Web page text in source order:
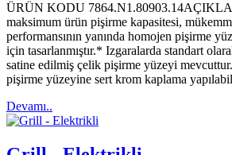
ÜRÜN KODU
maksimum ürün pişirme kapasitesi,
performansının yanında homojen pişirme
için tasarlanmıştır.* Izgaralarda standart
satine edilmiş çelik pişirme yüzeyi
pişirme yüzeyine sert krom kaplama
Devamı..